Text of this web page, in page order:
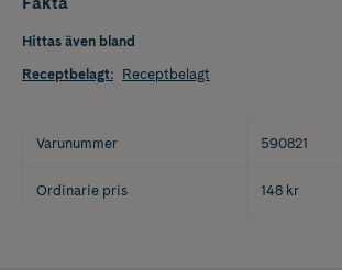
Hittas även bland
Receptbelagt: Receptbelagt
Varunummer 590821
Ordinarie pris 148 kr